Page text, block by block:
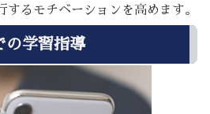
するモチベーションを高めます。
学習指導